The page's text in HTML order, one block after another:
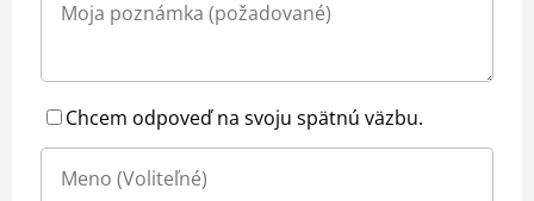
Chcem odpoveď na svoju spätnú väzbu.